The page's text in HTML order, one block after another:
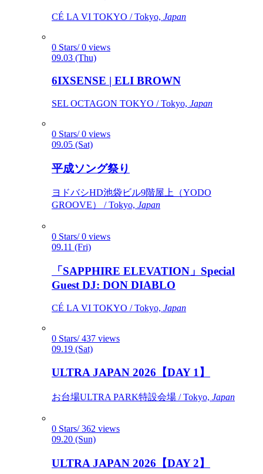
CÉ LA VI TOKYO / Tokyo, Japan
0 Stars/ 0 views
09.03 (Thu)
6IXSENSE | ELI BROWN
SEL OCTAGON TOKYO / Tokyo, Japan
0 Stars/ 0 views
09.05 (Sat)
平成ソング祭り
ヨドバシHD池袋ビル9階屋上（YODO
GROOVE） / Tokyo, Japan
0 Stars/ 0 views
09.11 (Fri)
「SAPPHIRE ELEVATION」Special
Guest DJ: DON DIABLO
CÉ LA VI TOKYO / Tokyo, Japan
0 Stars/ 437 views
09.19 (Sat)
ULTRA JAPAN 2026【DAY 1】
お台場ULTRA PARK特設会場 / Tokyo, Japan
0 Stars/ 362 views
09.20 (Sun)
ULTRA JAPAN 2026【DAY 2】